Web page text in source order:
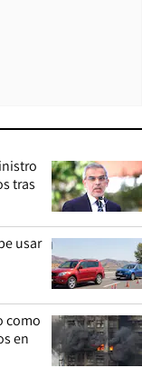
tras
usar
como
en